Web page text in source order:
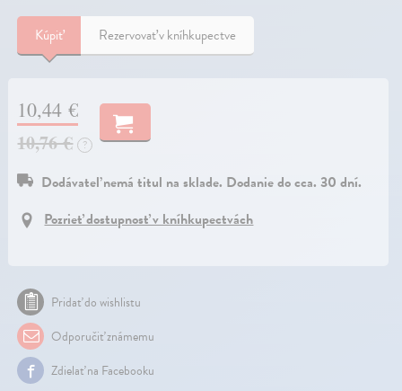
Kúpiť Rezervovať v kníhkupectve
10,44 €
10,76 €
?
Dodávateľ nemá titul na sklade. Dodanie do cca. 30 dní.
Pozrieť dostupnosť v kníhkupectvách
Pridať do wishlistu
Odporučiť známemu
Zdielať na Facebooku